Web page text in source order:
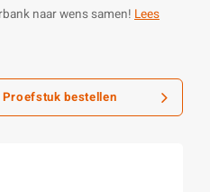
naar wens samen! Lees
Proefstuk bestellen